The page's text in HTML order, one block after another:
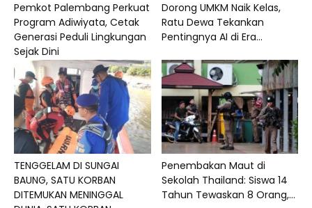
Pemkot Palembang Perkuat
Program Adiwiyata, Cetak
Generasi Peduli Lingkungan
Sejak Dini
Dorong UMKM Naik Kelas,
Ratu Dewa Tekankan
Pentingnya AI di Era...
TENGGELAM DI SUNGAI
BAUNG, SATU KORBAN
DITEMUKAN MENINGGAL
Penembakan Maut di
Sekolah Thailand: Siswa 14
Tahun Tewaskan 8 Orang,...